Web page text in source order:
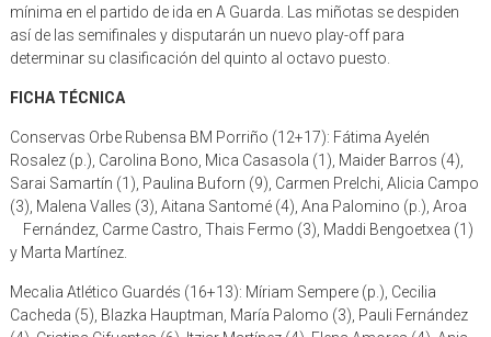
mínima en el partido de ida en A Guarda. Las miñotas se despiden
así de las semifinales y disputarán un nuevo play-off para
determinar su clasificación del quinto al octavo puesto.
FICHA TÉCNICA
Conservas Orbe Rubensa BM Porriño (12+17): Fátima Ayelén
Rosalez (p.), Carolina Bono, Mica Casasola (1), Maider Barros (4),
Sarai Samartín (1), Paulina Buforn (9), Carmen Prelchi, Alicia Campo
(3), Malena Valles (3), Aitana Santomé (4), Ana Palomino (p.), Aroa
Fernández, Carme Castro, Thais Fermo (3), Maddi Bengoetxea (1)
y Marta Martínez.
Mecalia Atlético Guardés (16+13): Míriam Sempere (p.), Cecilia
Cacheda (5), Blazka Hauptman, María Palomo (3), Pauli Fernández